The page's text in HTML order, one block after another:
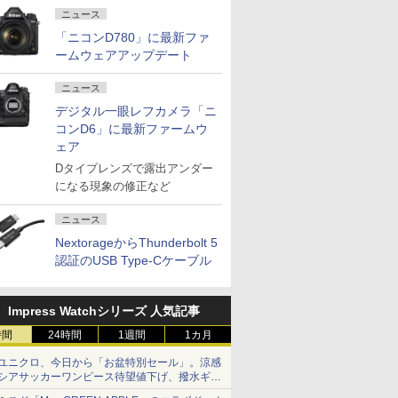
ニュース
「ニコンD780」に最新ファ
ームウェアアップデート
ニュース
デジタル一眼レフカメラ「ニ
コンD6」に最新ファームウ
ェア
Dタイプレンズで露出アンダー
になる現象の修正など
ニュース
NextorageからThunderbolt 5
認証のUSB Type-Cケーブル
Impress Watchシリーズ 人気記事
24時間 1週間 1カ月
ニクロ、今日から「お盆特別セール」。涼感
アサッカーワンピース待望値下げ、撥水ギア
ョーツは1990円に